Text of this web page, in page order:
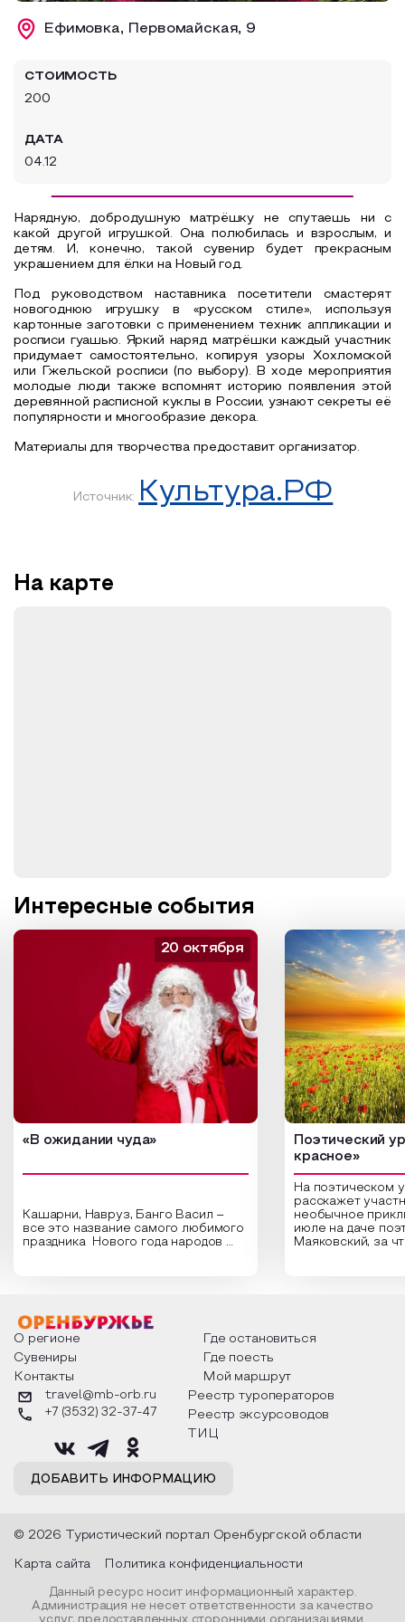
Образовательный туризм
Ефимовка, Первомайская, 9
СТОИМОСТЬ
200
ДАТА
04.12
Нарядную, добродушную матрёшку не спутаешь ни с
какой другой игрушкой. Она полюбилась и взрослым, и
детям. И, конечно, такой сувенир будет прекрасным
украшением для ёлки на Новый год.
Под руководством наставника посетители смастерят
новогоднюю игрушку в «русском стиле», используя
картонные заготовки с применением техник аппликации и
росписи гуашью. Яркий наряд матрёшки каждый участник
придумает самостоятельно, копируя узоры Хохломской
или Гжельской росписи (по выбору). В ходе мероприятия
молодые люди также вспомнят историю появления этой
деревянной расписной куклы в России, узнают секреты её
популярности и многообразие декора.
Материалы для творчества предоставит организатор.
Источник: Культура.РФ
На карте
Интересные события
«В ожидании чуда»
Кашарни, Навруз, Банго Васил –
все это название самого любимого
праздника Нового года народов
о том, как встречают новый год в
разных уголках страны, какие
обряды совершают на удачу и
благополучие, в чем схожи и
различаются традиции. Кто такой
Дед Мороз и откуда он пришел, как
его называют в разных уголках
страны и как появились елочные
20 октября
Поэтический
красное»
На поэтическом
расскажет
необычное
июле на даче
Маяковский, за
Твардовского и
каждой строчке
восхищение
яркому времени
О регионе
Где остановиться
Сувениры
Где поесть
Контакты
Мой маршрут
ДОБАВИТЬ ИНФОРМАЦИЮ
travel@mb-orb.ru
+7 (3532) 32-37-47
Реестр туроператоров
Реестр эксурсоводов
ТИЦ
© 2026 Туристический портал Оренбургской области
Карта сайта Политика конфиденциальности
Данный ресурс носит информационный характер.
Администрация не несет ответственности за качество